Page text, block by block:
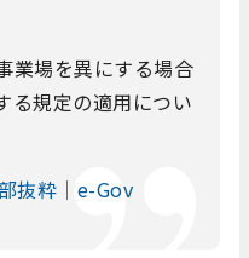
場を異にする場合
る規定の適用につい
抜粋｜e-Gov